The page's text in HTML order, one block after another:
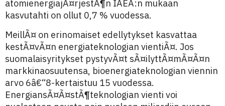
atomienergiajÃ¤rjestÃ¶n IAEA:n mukaan
kasvutahti on ollut 0,7 % vuodessa.
MeillÃ¤ on erinomaiset edellytykset kasvattaa
kestÃ¤vÃ¤n energiateknologian vientiÃ¤. Jos
suomalaisyritykset pystyvÃ¤t sÃ¤ilyttÃ¤mÃ¤Ã¤n
markkinaosuutensa, bioenergiateknologian viennin
arvo 6â€“8-kertaistuu 15 vuodessa.
EnergiansÃ¤Ã¤stÃ¶teknologian vienti voi